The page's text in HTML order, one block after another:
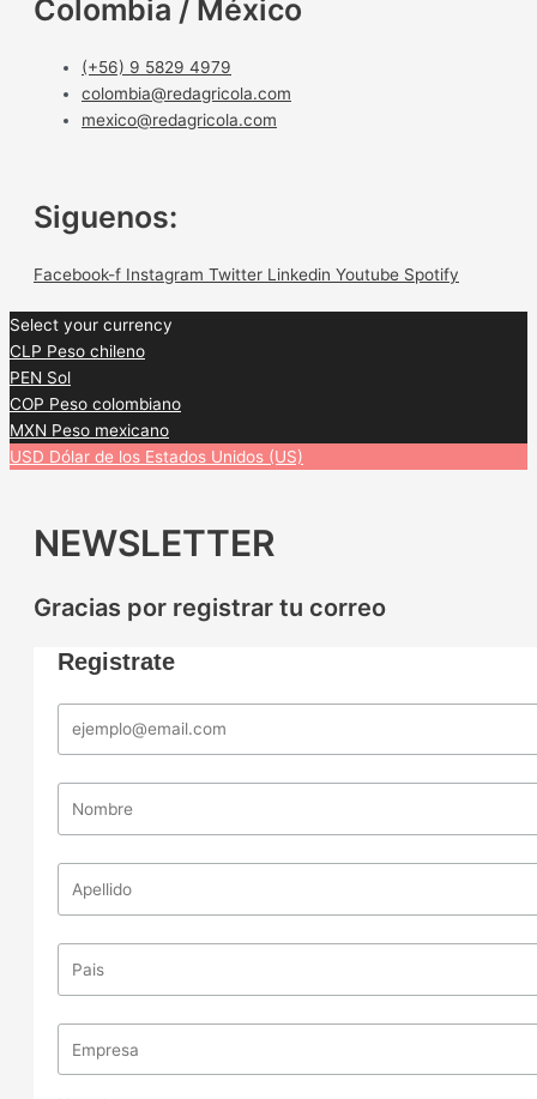
Colombia / México
(+56) 9 5829 4979
colombia@redagricola.com
mexico@redagricola.com
Siguenos:
Facebook-f Instagram Twitter Linkedin Youtube Spotify
Select your currency
CLP Peso chileno
PEN Sol
COP Peso colombiano
MXN Peso mexicano
USD Dólar de los Estados Unidos (US)
NEWSLETTER
Gracias por registrar tu correo
Registrate